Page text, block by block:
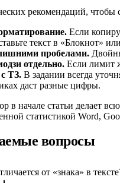
рекомендаций, чтобы
Если
текст в «Блокнот»
пробелами.
отдельно. Если лимит
ТЗ. В задании всегда
даст разные цифры.
в начале статьи делает
статистикой Word,
вопросы
от «знака» в